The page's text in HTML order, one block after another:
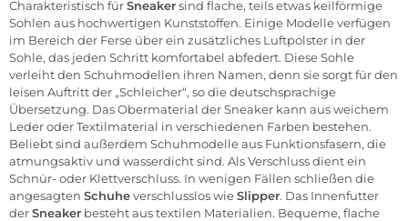
Charakteristisch fürSneakersind flache, teils etwas keilförmige
Sohlen aus hochwertigen Kunststoffen. Einige Modelle verfügen
im Bereich der Ferse über ein zusätzliches Luftpolster in der
Sohle, das jeden Schritt komfortabel abfedert. Diese Sohle
verleiht den Schuhmodellen ihren Namen, denn sie sorgt für den
leisen Auftritt der „Schleicher“, so die deutschsprachige
Übersetzung. Das Obermaterial der Sneaker kann aus weichem
Leder oder Textilmaterial in verschiedenen Farben bestehen.
Beliebt sind außerdem Schuhmodelle aus Funktionsfasern, die
atmungsaktiv und wasserdicht sind. Als Verschluss dient ein
Schnür- oder Klettverschluss. In wenigen Fällen schließen die
angesagten Schuheverschlusslos wieSlipper. Das Innenfutter
derSneaker besteht aus textilen Materialien. Bequeme, flache